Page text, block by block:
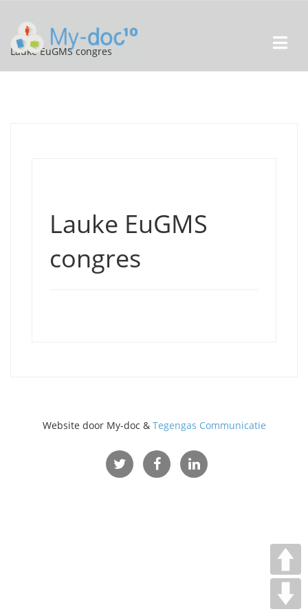
Lauke EuGMS congres
Lauke EuGMS
congres
Website door My-doc & Tegengas Communicatie